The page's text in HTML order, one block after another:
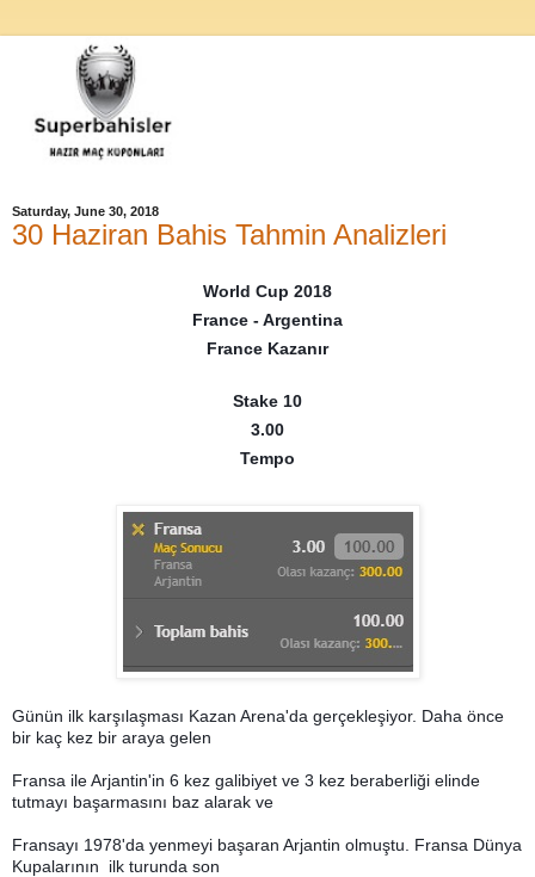
Saturday, June 30, 2018
30 Haziran Bahis Tahmin Analizleri
World Cup 2018
France - Argentina
France Kazanır
Stake 10
3.00
Tempo
Günün ilk karşılaşması Kazan Arena'da gerçekleşiyor. Daha önce
bir kaç kez bir araya gelen
Fransa ile Arjantin'in 6 kez galibiyet ve 3 kez beraberliği elinde
tutmayı başarmasını baz alarak ve
Fransayı 1978'da yenmeyi başaran Arjantin olmuştu. Fransa Dünya
Kupalarının ilk turunda son